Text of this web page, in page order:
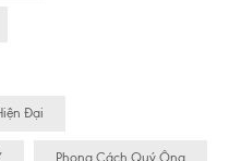
Đại
Phong Cách Quý Ông